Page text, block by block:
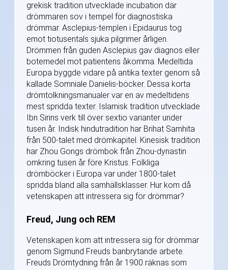
grekisk tradition utvecklade incubation där
drömmaren sov i tempel för diagnostiska
drömmar. Asclepius-templen i Epidaurus tog
emot tiotusentals sjuka pilgrimer årligen.
Drömmen från guden Asclepius gav diagnos eller
botemedel mot patientens åkomma. Medeltida
Europa byggde vidare på antika texter genom så
kallade Somniale Danielis-böcker. Dessa korta
drömtolkningsmanualer var en av medeltidens
mest spridda texter. Islamisk tradition utvecklade
Ibn Sirins verk till över sextio varianter under
tusen år. Indisk hindutradition har Brihat Samhita
från 500-talet med drömkapitel. Kinesisk tradition
har Zhou Gongs drömbok från Zhou-dynastin
omkring tusen år före Kristus. Folkliga
drömböcker i Europa var under 1800-talet
spridda bland alla samhällsklasser. Hur kom då
vetenskapen att intressera sig för drömmar?
Freud, Jung och REM
Vetenskapen kom att intressera sig för drömmar
genom Sigmund Freuds banbrytande arbete.
Freuds Drömtydning från år 1900 räknas som